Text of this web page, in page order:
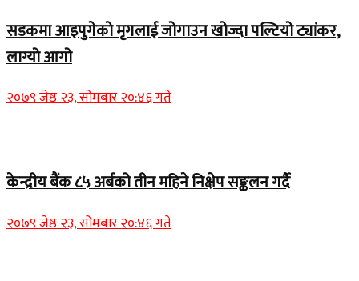
सडकमा आइपुगेको मृगलाई जोगाउन खोज्दा पल्टियो ट्यांकर,
लाग्यो आगो
२०७९ जेष्ठ २३, सोमबार २०:४६ गते
केन्द्रीय बैंक ८५ अर्बको तीन महिने निक्षेप सङ्कलन गर्दै
२०७९ जेष्ठ २३, सोमबार २०:४६ गते